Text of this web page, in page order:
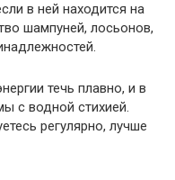
в ней находится на
шампуней, лосьонов,
течь плавно, и в
с водной стихией.
регулярно, лучше